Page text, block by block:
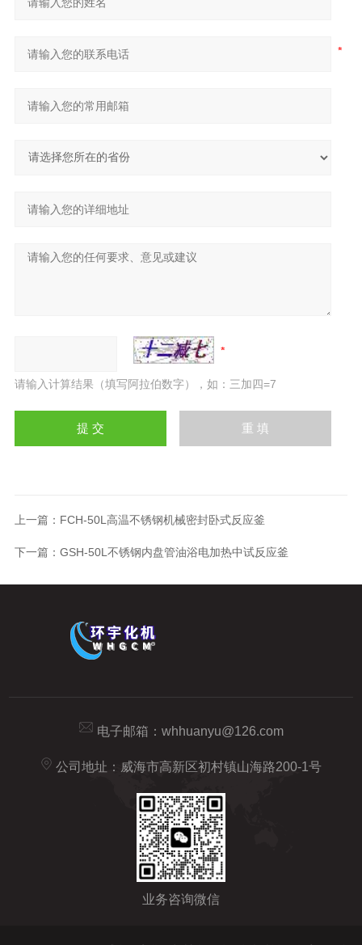
请输入计算结果（填写阿拉伯数字），如：三加四=7
上一篇： FCH-50L高温不锈钢机械密封卧式反应釜
下一篇： GSH-50L不锈钢内盘管油浴电加热中试反应釜
电子邮箱： whhuanyu@126.com
公司地址：威海市高新区初村镇山海路200-1号
业务咨询微信